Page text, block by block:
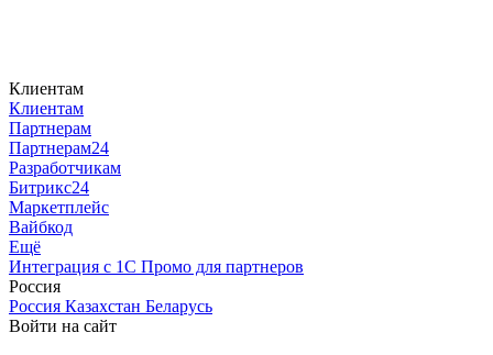
Клиентам
Клиентам
Партнерам
Партнерам24
Разработчикам
Битрикс24
Маркетплейс
Вайбкод
Ещё
Интеграция с 1С Промо для партнеров
Россия
Россия Казахстан Беларусь
Войти на сайт